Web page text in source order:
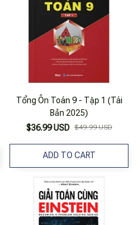
Tổng Ôn Toán 9 - Tập 1 (Tái
Bản 2025)
$36.99 USD $49.99 USD
ADD TO CART